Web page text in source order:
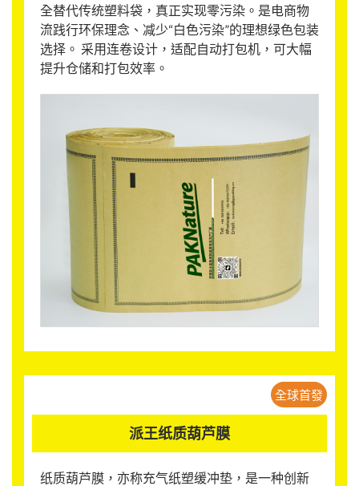
全替代传统塑料袋，真正实现零污染。是电商物
流践行环保理念、减少“白色污染”的理想绿色包装
选择。 采用连卷设计，适配自动打包机，可大幅
提升仓储和打包效率。
全球首發
派王纸质葫芦膜
纸质葫芦膜，亦称充气纸塑缓冲垫，是一种创新